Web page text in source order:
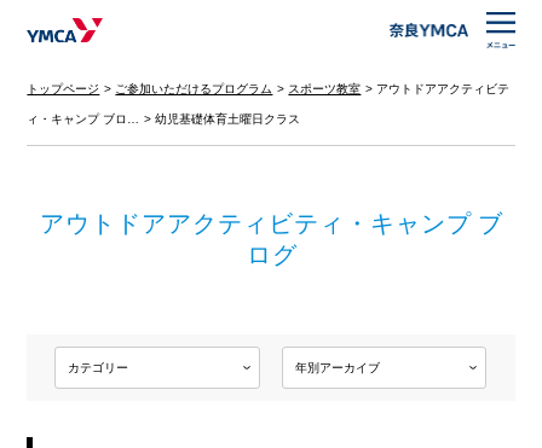
トップページ ご参加いただけるプログラム スポーツ教室 アウトドアアクティビテ
ィ・キャンプ ブロ… 幼児基礎体育土曜日クラス
アウトドアアクティビティ・キャンプ ブ
ログ